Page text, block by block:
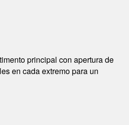
principal con apertura de
en cada extremo para un